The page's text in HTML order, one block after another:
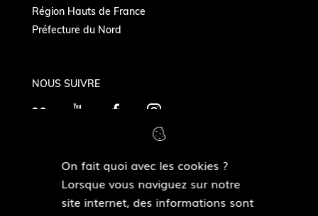
On fait quoi avec les cookies ?
Lorsque vous naviguez sur notre
site internet, des informations sont
Région Hauts de France
Préfecture du Nord
NOUS SUIVRE
F
Y
T
u
b
F
e
b
o
I
t
a
g
MAIRIES DE QUARTIERS
Découvrir les mairies de quartiers